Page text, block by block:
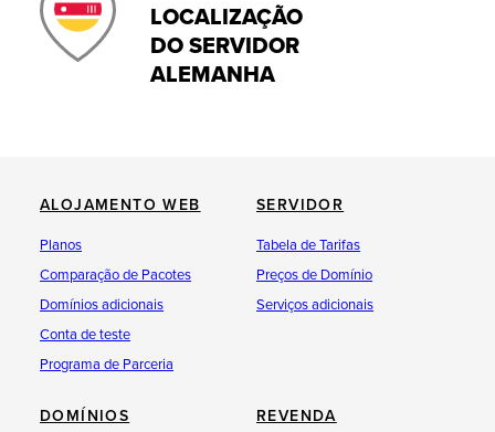
LOCALIZAÇÃO
DO SERVIDOR
ALEMANHA
ALOJAMENTO WEB
Planos
Comparação de Pacotes
Domínios adicionais
Conta de teste
Programa de Parceria
SERVIDOR
Tabela de Tarifas
Preços de Domínio
Serviços adicionais
DOMÍNIOS REVENDA